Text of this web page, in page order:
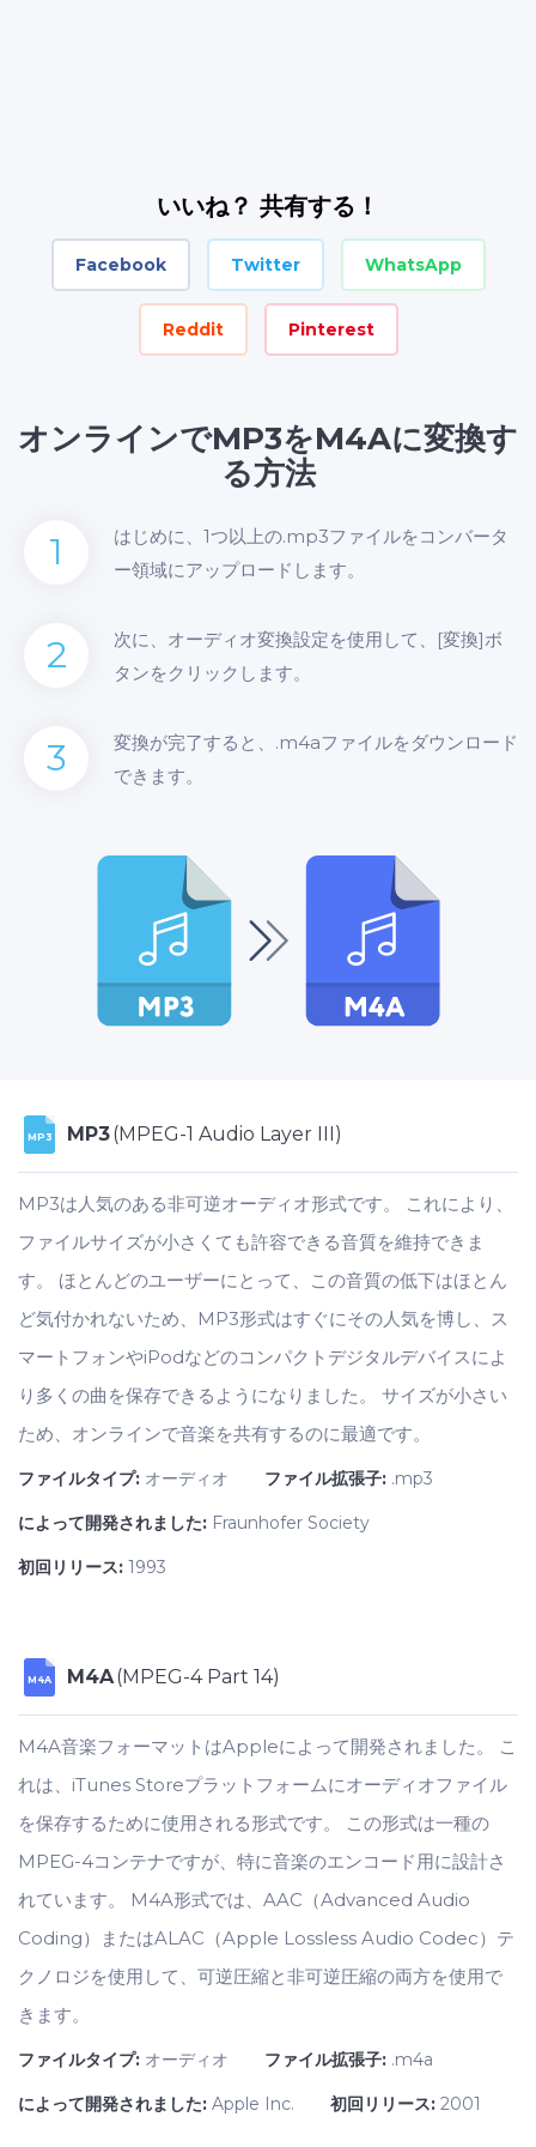
いいね？ 共有する！
Facebook Twitter WhatsApp
Reddit Pinterest
オンラインでMP3をM4Aに変換す
る方法
1
はじめに、1つ以上の.mp3ファイルをコンバータ
ー領域にアップロードします。
2
次に、オーディオ変換設定を使用して、[変換]ボ
タンをクリックします。
3
変換が完了すると、.m4aファイルをダウンロード
できます。
MP3 MP3(MPEG-1 Audio Layer III)
MP3は人気のある非可逆オーディオ形式です。 これにより、
ファイルサイズが小さくても許容できる音質を維持できま
す。 ほとんどのユーザーにとって、この音質の低下はほとん
ど気付かれないため、MP3形式はすぐにその人気を博し、ス
マートフォンやiPodなどのコンパクトデジタルデバイスによ
り多くの曲を保存できるようになりました。 サイズが小さい
ため、オンラインで音楽を共有するのに最適です。
ファイルタイプ: オーディオ ファイル拡張子: .mp3
によって開発されました: Fraunhofer Society
初回リリース: 1993
M4A M4A(MPEG-4 Part 14)
M4A音楽フォーマットはAppleによって開発されました。 こ
れは、iTunes Storeプラットフォームにオーディオファイル
を保存するために使用される形式です。 この形式は一種の
MPEG-4コンテナですが、特に音楽のエンコード用に設計さ
れています。 M4A形式では、AAC（Advanced Audio
Coding）またはALAC（Apple Lossless Audio Codec）テ
クノロジを使用して、可逆圧縮と非可逆圧縮の両方を使用で
きます。
ファイルタイプ: オーディオ ファイル拡張子: .m4a
によって開発されました: Apple Inc. 初回リリース: 2001